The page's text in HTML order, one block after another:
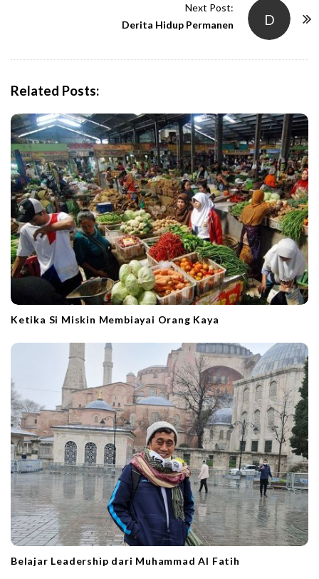
D
Next Post:
Derita Hidup Permanen
Related Posts:
Ketika Si Miskin Membiayai Orang Kaya
Belajar Leadership dari Muhammad Al Fatih